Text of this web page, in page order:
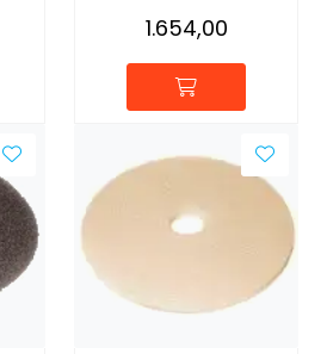
1.654,00